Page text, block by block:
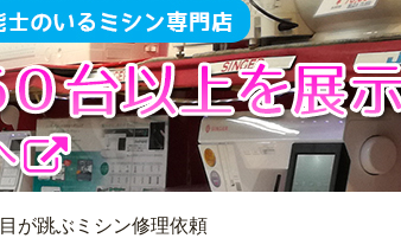
が跳ぶミシン修理依頼